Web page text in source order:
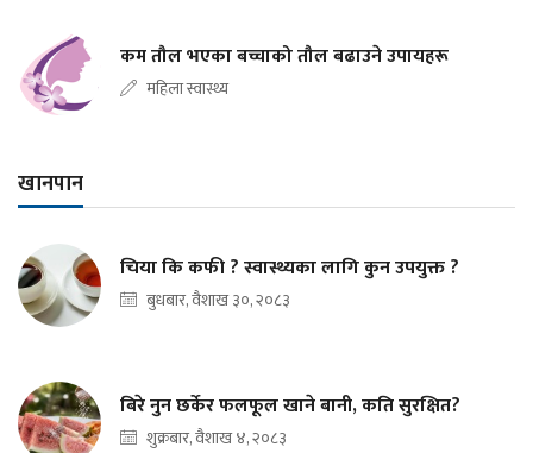
कम तौल भएका बच्चाको तौल बढाउने उपायहरू
महिला स्वास्थ्य
खानपान
चिया कि कफी ? स्वास्थ्यका लागि कुन उपयुक्त ?
बुधबार, वैशाख ३०, २०८३
बिरे नुन छर्केर फलफूल खाने बानी, कति सुरक्षित?
शुक्रबार, वैशाख ४, २०८३